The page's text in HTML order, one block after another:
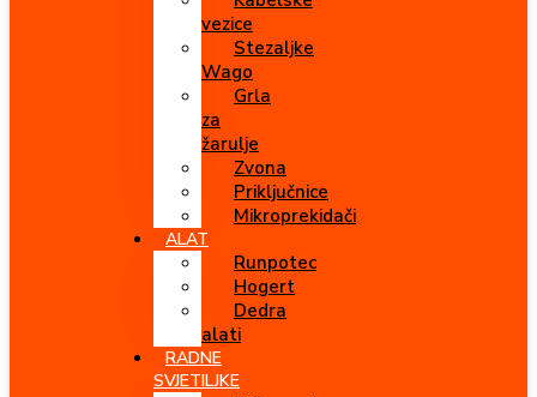
vezice
Stezaljke
Wago
Grla
za
žarulje
Zvona
Priključnice
Mikroprekidači
ALAT
Runpotec
Hogert
Dedra
alati
RADNE
SVJETILJKE